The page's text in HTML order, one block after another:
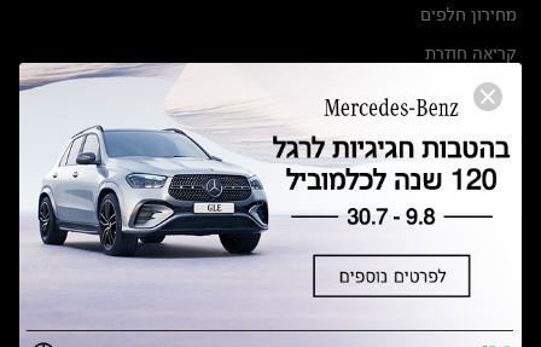
מחירון חלפים
קריאה חוזרת
הודעה על הטבות לרכבי מרצדס בהסדר פשרה בתצ 56447-02-19
תקנון ימי מכירות 120 לכלמוביל
מצאו אותנו
אולמות תצוגה